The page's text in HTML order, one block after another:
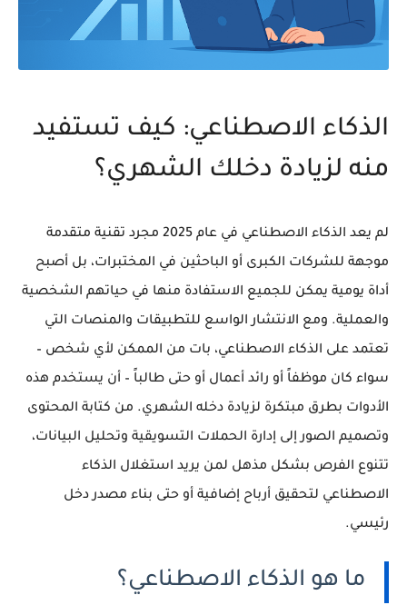
الذكاء الاصطناعي: كيف تستفيد
منه لزيادة دخلك الشهري؟
لم يعد الذكاء الاصطناعي
في عام 2025 مجرد تقنية متقدمة
موجهة للشركات الكبرى أو الباحثين في المختبرات، بل أصبح
أداة يومية يمكن للجميع الاستفادة منها في حياتهم الشخصية
والعملية. ومع الانتشار الواسع للتطبيقات والمنصات التي
تعتمد على الذكاء الاصطناعي، بات من الممكن لأي شخص –
سواء كان موظفاً أو رائد أعمال أو حتى طالباً – أن يستخدم هذه
الأدوات بطرق مبتكرة لزيادة دخله الشهري. من كتابة المحتوى
وتصميم الصور إلى إدارة الحملات التسويقية وتحليل البيانات،
تتنوع الفرص بشكل مذهل لمن يريد استغلال الذكاء
الاصطناعي لتحقيق أرباح إضافية أو حتى بناء مصدر دخل
رئيسي.
ما هو الذكاء الاصطناعي؟